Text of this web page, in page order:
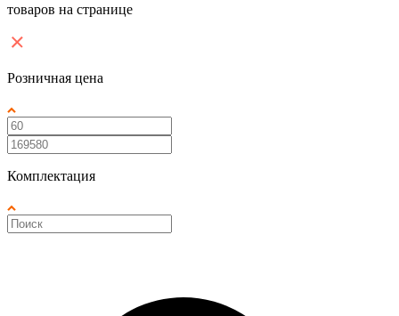
товаров на странице
Розничная цена
Комплектация